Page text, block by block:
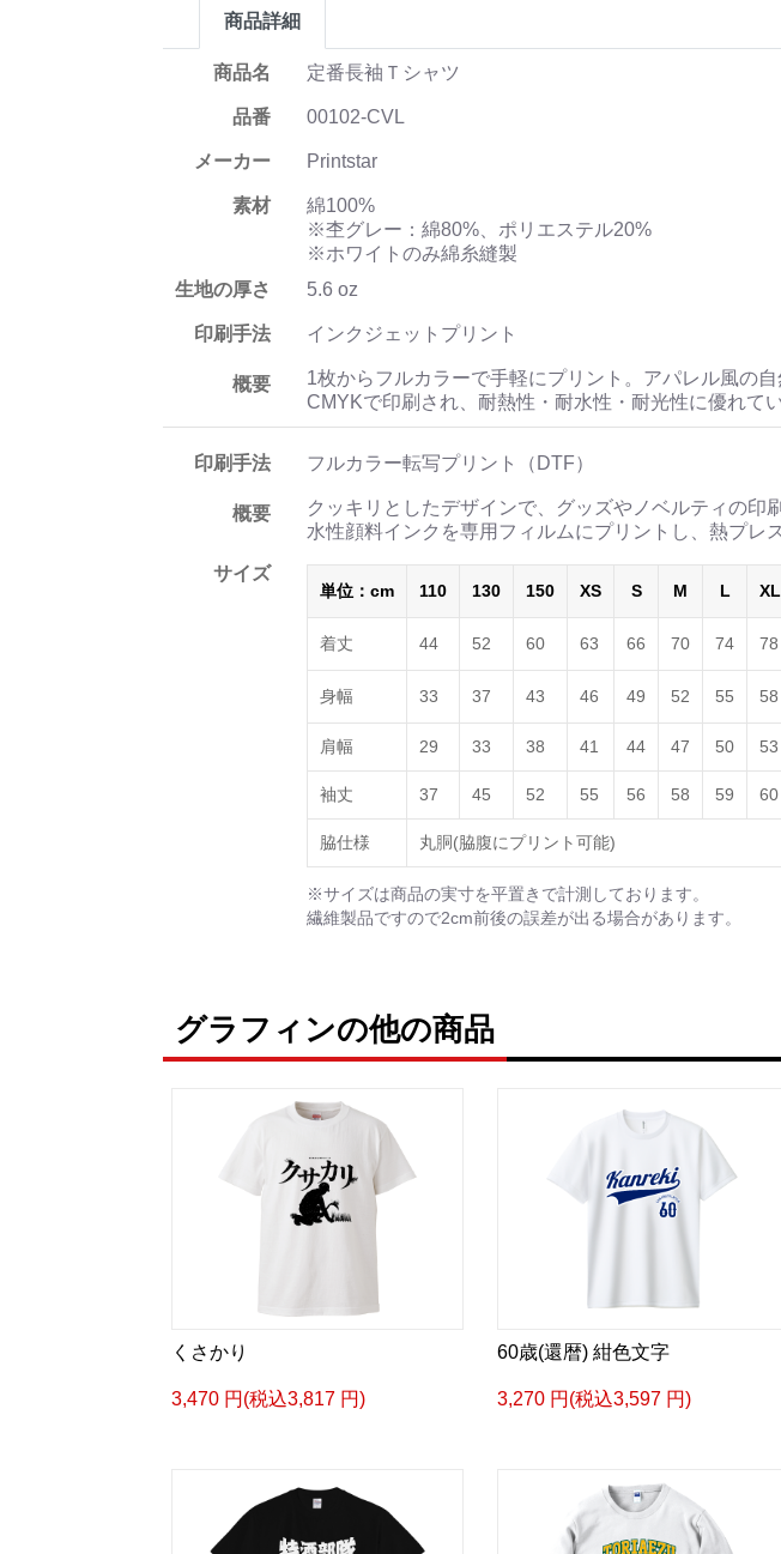
商品詳細
商品名 定番長袖Ｔシャツ
品番 00102-CVL
メーカー Printstar
素材
綿100%
※杢グレー：綿80%、ポリエステル20%
※ホワイトのみ綿糸縫製
生地の厚さ
5.6 oz
印刷手法 インクジェットプリント
概要
1枚からフルカラーで手軽にプリント。アパレル風の
CMYKで印刷され、耐熱性・耐水性・耐光性に優れて
印刷手法 フルカラー転写プリント（DTF）
概要
クッキリとしたデザインで、グッズやノベルティの印
水性顔料インクを専用フィルムにプリントし、熱プレ
サイズ
単位：cm 110 130 150 XS S M L XL
着丈 44 52 60 63 66 70 74 78
身幅 33 37 43 46 49 52 55 58
肩幅 29 33 38 41 44 47 50 53
袖丈 37 45 52 55 56 58 59 60
脇仕様 丸胴(脇腹にプリント可能)
※サイズは商品の実寸を平置きで計測しております。
繊維製品ですので2cm前後の誤差が出る場合があります。
グラフィンの他の商品
くさかり
3,470 円(税込3,817 円)
60歳(還暦) 紺色文字
3,270 円(税込3,597 円)